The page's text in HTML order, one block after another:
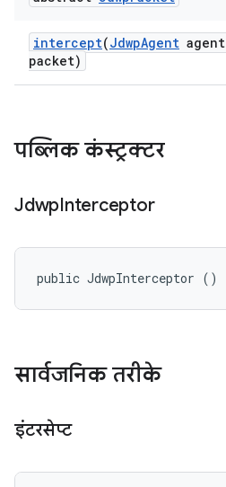
intercept(JdwpAgent agent
packet)
पब्लिक कंस्ट्रक्टर
JdwpInterceptor
public JdwpInterceptor ()
सार्वजनिक तरीके
इंटरसेप्ट